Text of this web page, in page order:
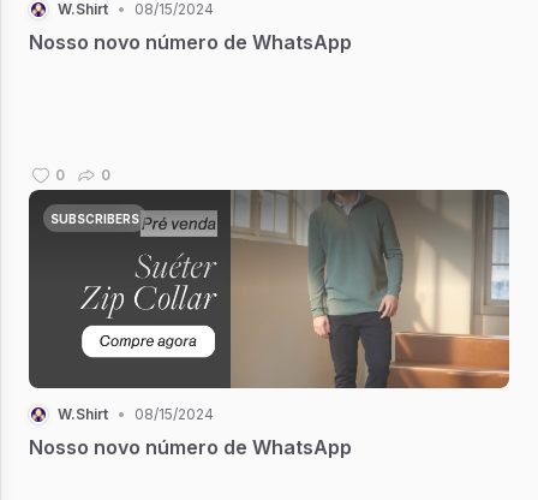
W.Shirt • 08/15/2024
Nosso novo número de WhatsApp
0 0
SUBSCRIBERS
W.Shirt • 08/15/2024
Nosso novo número de WhatsApp